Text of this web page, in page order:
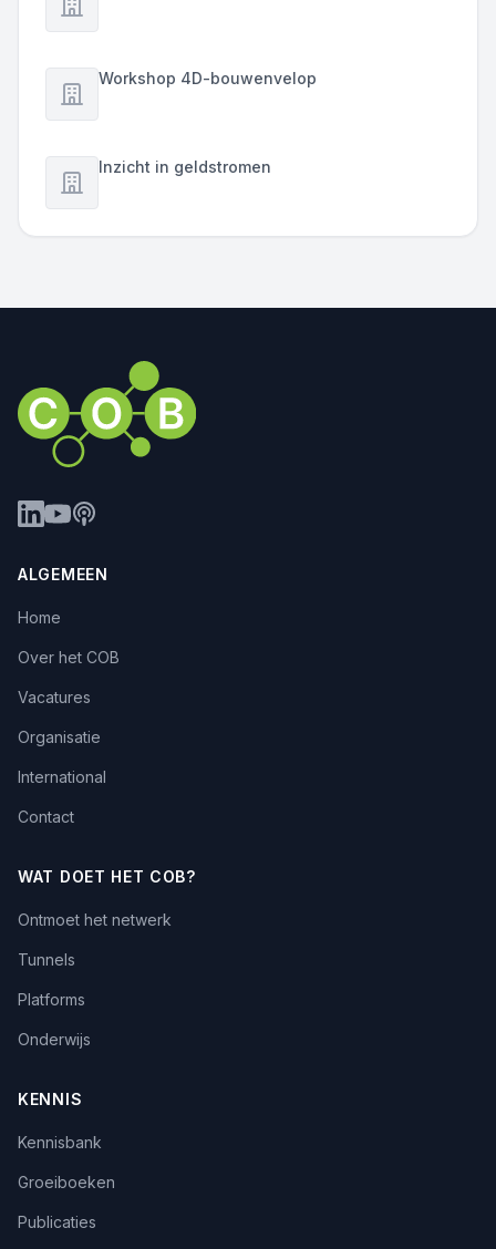
Workshop 4D-bouwenvelop
Inzicht in geldstromen
ALGEMEEN
Home
Over het COB
Vacatures
Organisatie
International
Contact
WAT DOET HET COB?
Ontmoet het netwerk
Tunnels
Platforms
Onderwijs
KENNIS
Kennisbank
Groeiboeken
Publicaties